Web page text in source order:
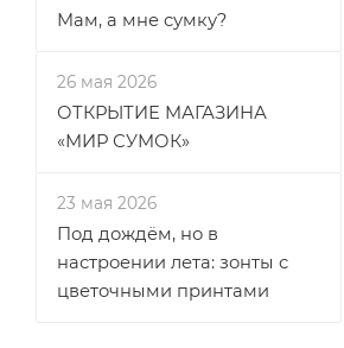
Мам, а мне сумку?
26 мая 2026
ОТКРЫТИЕ МАГАЗИНА
«МИР СУМОК»
23 мая 2026
Под дождём, но в
настроении лета: зонты с
цветочными принтами